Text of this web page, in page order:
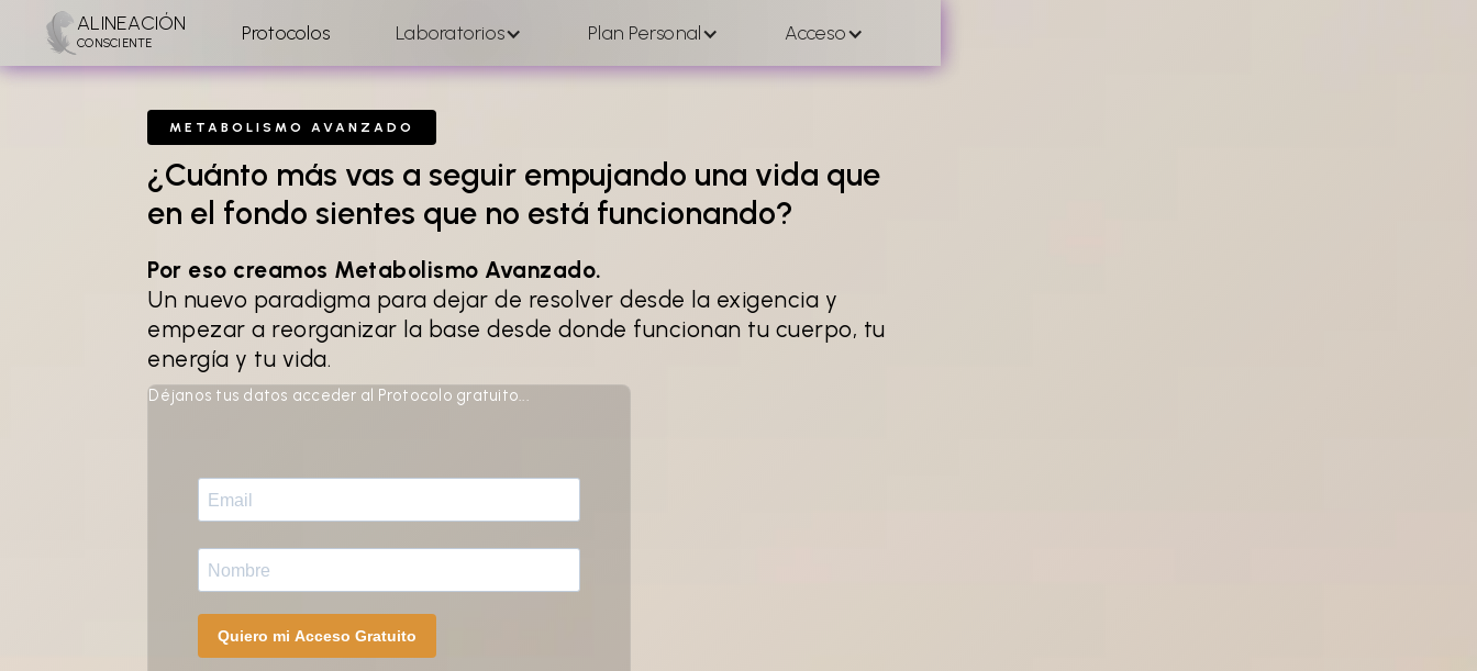
ALINEACIÓN
CONSCIENTE Protocolos Laboratorios Plan Personal Acceso
METABOLISMO AVANZADO
¿Cuánto más vas a seguir empujando una vida que
en el fondo sientes que no está funcionando?
Por eso creamos Metabolismo Avanzado.
Un nuevo paradigma para dejar de resolver desde la exigencia y
empezar a reorganizar la base desde donde funcionan tu cuerpo, tu
energía y tu vida.
Déjanos tus datos acceder al Protocolo gratuito...